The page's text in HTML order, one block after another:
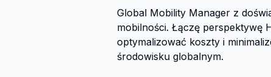
Global Mobility Manager z
mobilności. Łączę perspektywę
optymalizować koszty i
środowisku globalnym.